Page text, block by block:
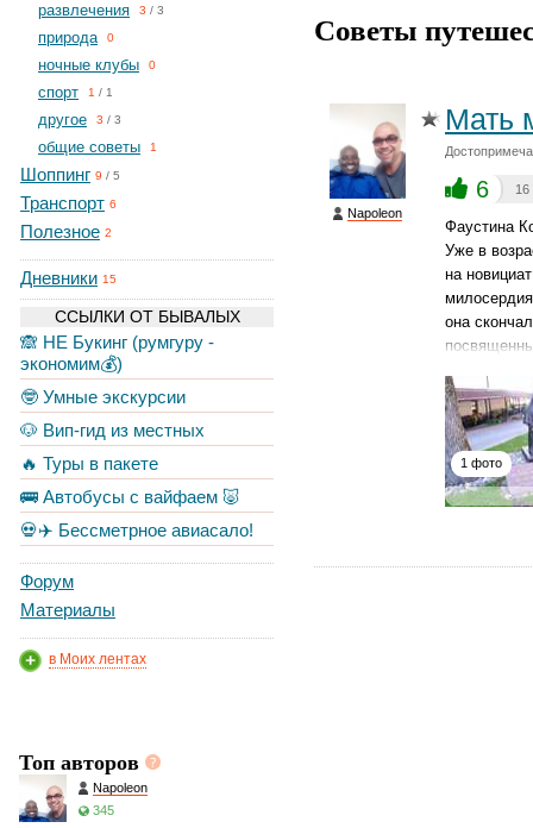
развлечения 3 / 3
природа 0
ночные клубы 0
спорт 1 / 1
другое 3 / 3
общие советы 1
Шоппинг 9 / 5
Транспорт 6
Полезное 2
Дневники 15
ССЫЛКИ ОТ БЫВАЛЫХ
🙈 НЕ Букинг (румгуру -
экономим💰)
🤓 Умные экскурсии
🐶 Вип-гид из местных
🔥 Туры в пакете
🚌 Автобусы с вайфаем 🐷
💀✈️ Бессметрное авиасало!
Форум
Материалы
в Моих лентах
Топ авторов
Napoleon
345
Советы
Napoleon
Мать
6 16
Фаустина
Уже в
на
она
1 фото